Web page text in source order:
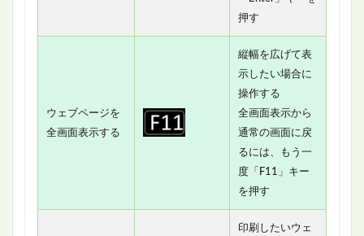
押す
ウェブページを
全画面表示する
縦幅を広げて表
示したい場合に
操作する
全画面表示から
通常の画面に戻
るには、もう一
度「F11」キー
を押す
印刷したいウェ